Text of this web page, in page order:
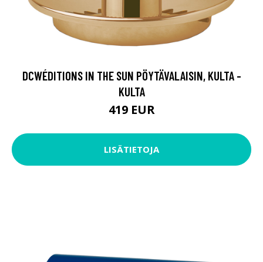
DCWÉDITIONS IN THE SUN PÖYTÄVALAISIN, KULTA -
KULTA
419 EUR
LISÄTIETOJA